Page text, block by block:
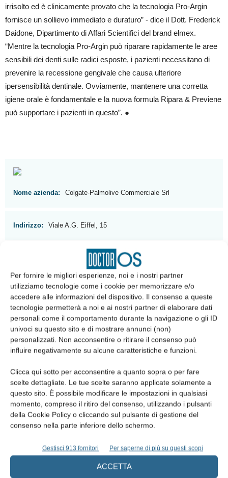
Per fornire le migliori esperienze, noi e i nostri partner
utilizziamo tecnologie come i cookie per memorizzare e/o
accedere alle informazioni del dispositivo. Il consenso a queste
tecnologie permetterà a noi e ai nostri partner di elaborare dati
personali come il comportamento durante la navigazione o gli ID
univoci su questo sito e di mostrare annunci (non)
personalizzati. Non acconsentire o ritirare il consenso può
influire negativamente su alcune caratteristiche e funzioni.
Clicca qui sotto per acconsentire a quanto sopra o per fare
scelte dettagliate. Le tue scelte saranno applicate solamente a
questo sito. È possibile modificare le impostazioni in qualsiasi
momento, compreso il ritiro del consenso, utilizzando i pulsanti
della Cookie Policy o cliccando sul pulsante di gestione del
consenso nella parte inferiore dello schermo.
Gestisci 913 fornitori Per saperne di più su questi scopi
ACCETTA
irrisolto ed è clinicamente provato che la tecnologia Pro-Argin
fornisce un sollievo immediato e duraturo” - dice il Dott. Frederick
Daidone, Dipartimento di Affari Scientifici del brand elmex.
“Mentre la tecnologia Pro-Argin può riparare rapidamente le aree
sensibili dei denti sulle radici esposte, i pazienti necessitano di
prevenire la recessione gengivale che causa ulteriore
ipersensibilità dentinale. Ovviamente, mantenere una corretta
igiene orale è fondamentale e la nuova formula Ripara & Previene
può supportare i pazienti in questo”. ●
Nome azienda: Colgate-Palmolive Commerciale Srl
Indirizzo: Viale A.G. Eiffel, 15
Novità editoriale – Integratori
naturali in odontoiatria e igiene
orale
AIDI: entusiasmo, ricerca e tanti
progetti
ALTRI ARTICOLI DALLO STESSO AUTORE